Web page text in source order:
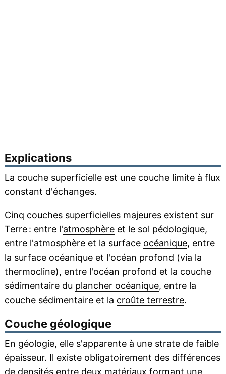
Explications
La couche superficielle est une couche limiteà flux
constant d'échanges.
Cinq couches superficielles majeures existent sur
Terre : entre l'atmosphèreet le sol pédologique,
entre l'atmosphère et la surface océanique, entre
la surface océanique et l'océan profond (via la
thermocline), entre l'océan profond et la couche
sédimentaire du plancher océanique, entre la
couche sédimentaire et la croûte terrestre.
Couche géologique
En géologie, elle s'apparente à une stratede faible
épaisseur. Il existe obligatoirement des différences
de densitésentre deux matériaux formant une